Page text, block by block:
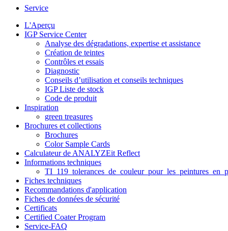
Service
L'Aperçu
IGP Service Center
Analyse des dégradations, expertise et assistance
Création de teintes
Contrôles et essais
Diagnostic
Conseils d’utilisation et conseils techniques
IGP Liste de stock
Code de produit
Inspiration
green treasures
Brochures et collections
Brochures
Color Sample Cards
Calculateur de ANALYZEit Reflect
Informations techniques
Fiches techniques
Recommandations d'application
Fiches de données de sécurité
Certificats
Certified Coater Program
Service-FAQ